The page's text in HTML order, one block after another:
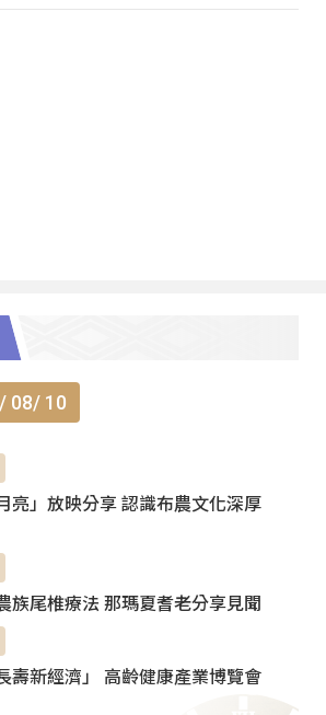
08/ 10
亮」放映分享 認識布農文化深厚
族尾椎療法 那瑪夏耆老分享見聞
壽新經濟」 高齡健康產業博覽會